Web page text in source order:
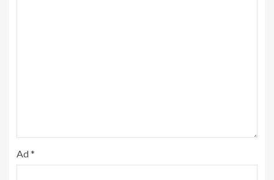
Ad*